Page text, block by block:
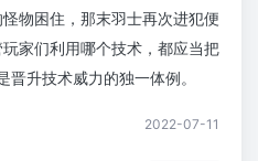
物困住，那末羽士再次进犯便
家们利用哪个技术，都应当把
升技术威力的独一体例。
2022-07-11